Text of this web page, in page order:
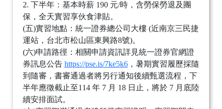
2. 下半年：基本時薪 190 元/時，含勞保勞退及團
保，全天實習享伙食津貼。
(五)實習地點：統一證券總公司大樓 (近南京三民捷
運站，台北市松山區東興路8號)。
(六)申請路徑：相關申請資訊詳見統一證券官網證
券訊息公告 https://pse.is/7ke5k6，暑期實習履歷採隨
到隨審，書審通過者將另行通知後續甄選流程，下
半年應徵截止至114 年 7 月 18 日止，將於 7 月底陸
續安排面試。